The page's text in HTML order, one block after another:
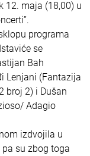
12. maja (18,00) u
programa
se
Bah
Lenjani (Fantazija
broj 2) i Dušan
Adagio
izdvojila u
su zbog toga